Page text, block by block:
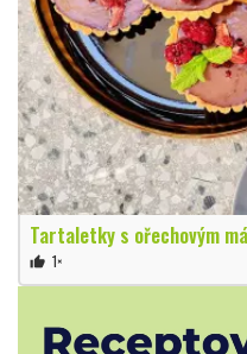
Tartaletky s ořechovým
thumb_up 1×